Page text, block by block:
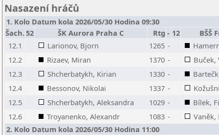
Nasazení hráčů
1. Kolo Datum kola 2026/05/30 Hodina 09:30
Šach.52 ŠK Aurora Praha C Rtg - 12
BŠŠ
12.1
Larionov, Bjorn 1265 -
12.2
Rizaev, Miran 1370 -
Buček,
12.3
Shcherbatykh, Kirian 1330 -
12.4
Bessonov, Nikolai 1337 -
12.5
Shcherbatykh, Aleksandra 1029 -
Bílek,
12.6
Troyanenko, Alexandr 1083 -
Vaněk,
2. Kolo Datum kola 2026/05/30 Hodina 11:00